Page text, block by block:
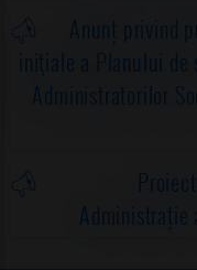
Anunț privind
iniţiale a Planului
Administratorilor
Administrație